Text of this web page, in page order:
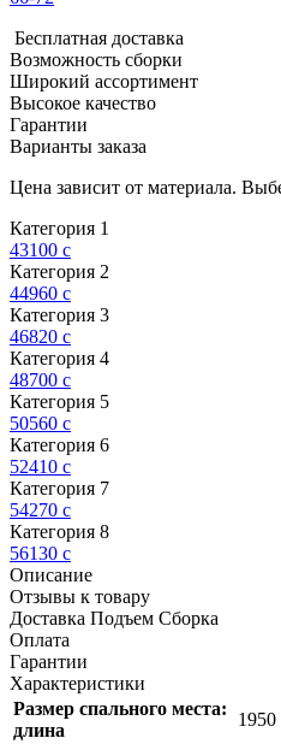
Бесплатная доставка
Возможность сборки
Широкий ассортимент
Высокое качество
Гарантии
Варианты заказа
Цена зависит от материала.
Категория 1
43100 c
Категория 2
44960 c
Категория 3
46820 c
Категория 4
48700 c
Категория 5
50560 c
Категория 6
52410 c
Категория 7
54270 c
Категория 8
56130 c
Описание
Отзывы к товару
Доставка Подъем Сборка
Оплата
Гарантии
Характеристики
Размер спального места:
длина
1950